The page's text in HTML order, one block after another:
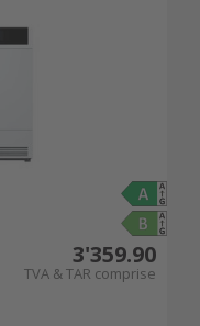
3'359.90
TVA & TAR comprise